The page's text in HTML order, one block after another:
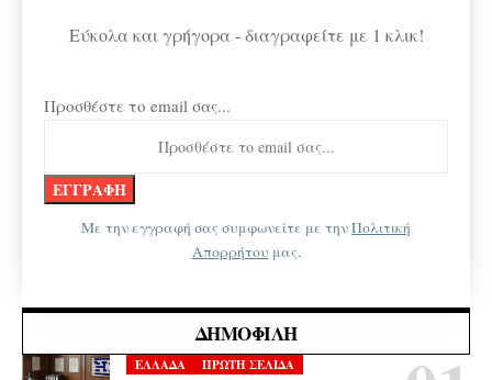
Εύκολα και γρήγορα - διαγραφείτε με 1 κλικ!
Προσθέστε το email σας...
Με την εγγραφή σας συμφωνείτε με τηνΠολιτική
Απορρήτου μας.
ΔΗΜΟΦΙΛΉ
ΕΛΛΑΔΑ ΠΡΩΤΗ ΣΕΛΙΔΑ